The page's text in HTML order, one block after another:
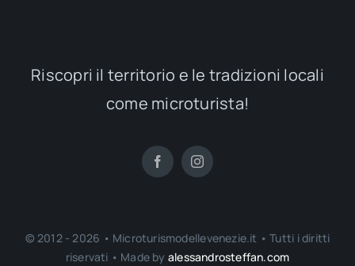
Riscopri il territorio e le tradizioni locali
come microturista!
© 2012 - 2026 • Microturismodellevenezie.it • Tutti i diritti
riservati • Made by alessandrosteffan.com